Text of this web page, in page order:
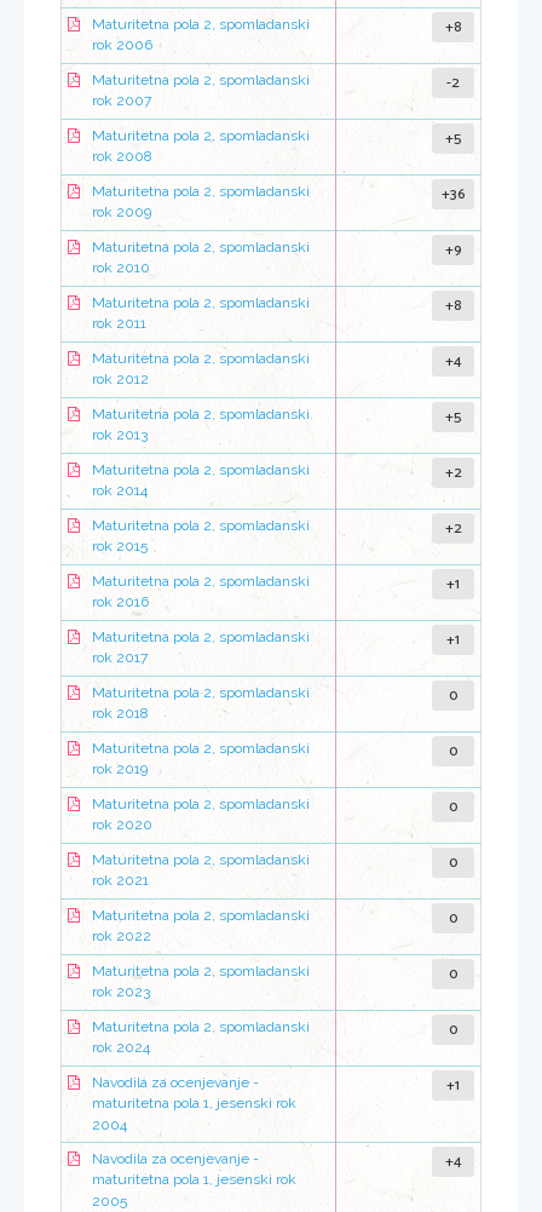
Maturitetna pola 2, spomladanski
rok 2006
+8
Maturitetna pola 2, spomladanski
rok 2007
-2
Maturitetna pola 2, spomladanski
rok 2008
+5
Maturitetna pola 2, spomladanski
rok 2009
+36
Maturitetna pola 2, spomladanski
rok 2010
+9
Maturitetna pola 2, spomladanski
rok 2011
+8
Maturitetna pola 2, spomladanski
rok 2012
+4
Maturitetna pola 2, spomladanski
rok 2013
+5
Maturitetna pola 2, spomladanski
rok 2014
+2
Maturitetna pola 2, spomladanski
rok 2015
+2
Maturitetna pola 2, spomladanski
rok 2016
+1
Maturitetna pola 2, spomladanski
rok 2017
+1
Maturitetna pola 2, spomladanski
rok 2018
0
Maturitetna pola 2, spomladanski
rok 2019
0
Maturitetna pola 2, spomladanski
rok 2020
0
Maturitetna pola 2, spomladanski
rok 2021
0
Maturitetna pola 2, spomladanski
rok 2022
0
Maturitetna pola 2, spomladanski
rok 2023
0
Maturitetna pola 2, spomladanski
rok 2024
0
Navodila za ocenjevanje -
maturitetna pola 1, jesenski rok
2004
+1
Navodila za ocenjevanje -
maturitetna pola 1, jesenski rok
2005
+4